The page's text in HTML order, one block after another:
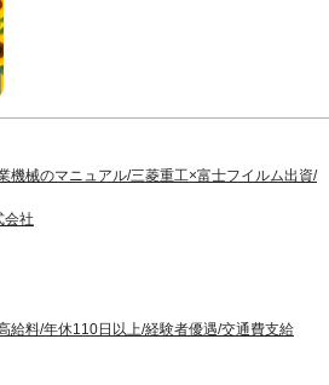
機械のマニュアル/三菱重工×富士フイルム出資/
会社
給料/年休110日以上/経験者優遇/交通費支給